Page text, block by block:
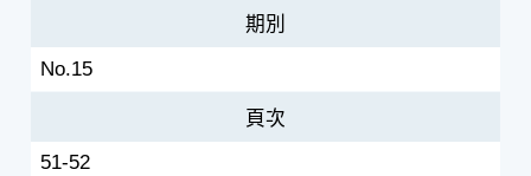
期別
No.15
頁次
51-52